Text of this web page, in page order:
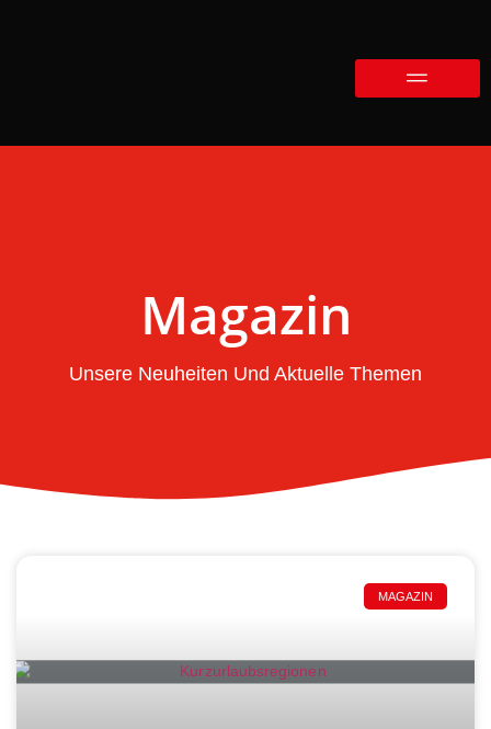
Magazin
Unsere Neuheiten Und Aktuelle Themen
MAGAZIN